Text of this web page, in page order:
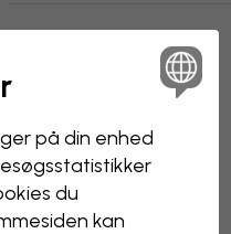
på din enhed
du
kan